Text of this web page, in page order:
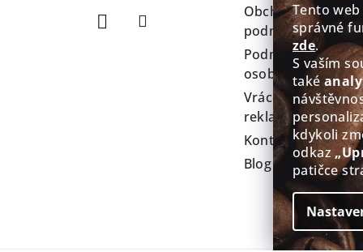
Tento
správné
zde.
S vaším
také
kdykoli
odkaz
patičce
Obchodní
podmínky
Podmínky
osobních údajů
Vrácení zboží a
reklamace
Kontakty
Blog